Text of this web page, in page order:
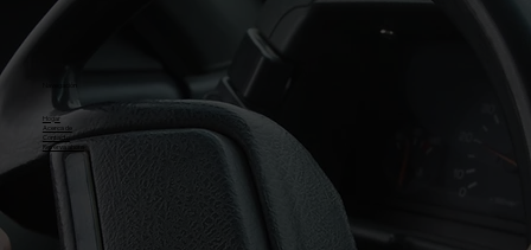
Hogar
Acerca de
Contacto
Reserva ahora